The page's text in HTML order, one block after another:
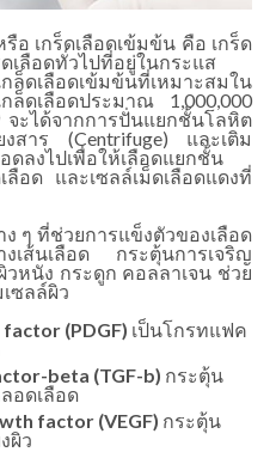
รือ เกร็ดเลือดเข้มข้น คือ เกร็ด
เลือดทั่วไปที่อยู่ในกระแส
ล็ดเลือดเข้มข้นที่เหมาะสมใน
ดเลือดประมาณ 1,000,000
จะได้จากการปั่นแยกชั้นโลหิต
งสาร (Centrifuge) และเติม
ดลงไปเพื่อให้เลือดแยกชั้น
ลือด และเซลล์เม็ดเลือดแดงที่
ง ๆ ที่ช่วยการแข็งตัวของเลือด
งเส้นเลือด กระตุ้นการเจริญ
วหนัง กระดูก คอลลาเจน ช่วย
ซลล์ผิว
(PDGF) เป็นโกรทแฟค
beta (TGF-b) กระตุ้น
อดเลือด
factor (VEGF) กระตุ้น
ผิว